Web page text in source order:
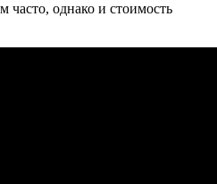
часто, однако и стоимость